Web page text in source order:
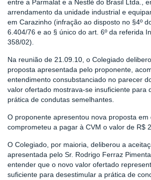
entre a Parmalat e a Nestlé do Brasil Ltda.,
arrendamento da unidade industrial e
em Carazinho (infração ao disposto no §4º
6.404/76 e ao § único do art. 6º da referida
358/02).
Na reunião de 21.09.10, o Colegiado
proposta apresentada pelo proponente,
entendimento consubstanciado no parecer
valor ofertado mostrava-se insuficiente para
prática de condutas semelhantes.
O proponente apresentou nova proposta em
comprometeu a pagar à CVM o valor de R$
O Colegiado, por maioria, deliberou a
apresentada pelo Sr. Rodrigo Ferraz
entender que o novo valor ofertado
suficiente para desestimular a prática de